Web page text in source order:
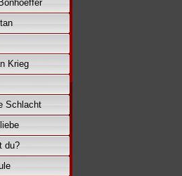
Krieg
Schlacht
du?